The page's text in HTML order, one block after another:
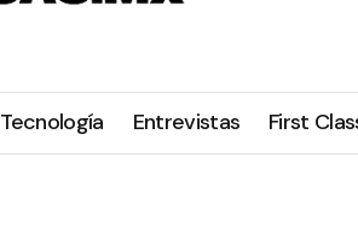
Tecnología Entrevistas First